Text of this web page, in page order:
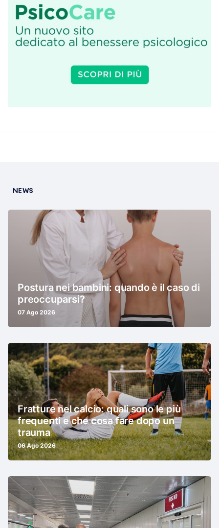
NEWS
Postura nei bambini: quando è il caso di
preoccuparsi?
07 Ago 2026
Fratture nel calcio: quali sono le più
frequenti e che cosa fare dopo un
trauma
06 Ago 2026